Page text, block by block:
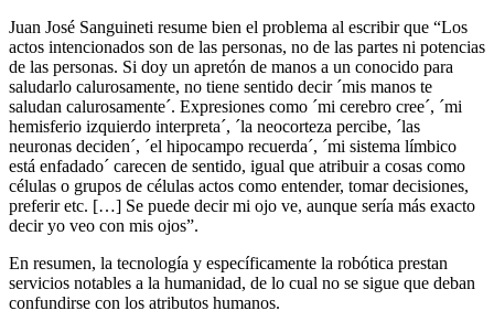
Juan José Sanguineti resume bien el problema al escribir que “Los
actos intencionados son de las personas, no de las partes ni potencias
de las personas. Si doy un apretón de manos a un conocido para
saludarlo calurosamente, no tiene sentido decir ´mis manos te
saludan calurosamente´. Expresiones como ´mi cerebro cree´, ´mi
hemisferio izquierdo interpreta´, ´la neocorteza percibe, ´las
neuronas deciden´, ´el hipocampo recuerda´, ´mi sistema límbico
está enfadado´ carecen de sentido, igual que atribuir a cosas como
células o grupos de células actos como entender, tomar decisiones,
preferir etc. […] Se puede decir mi ojo ve, aunque sería más exacto
decir yo veo con mis ojos”.
En resumen, la tecnología y específicamente la robótica prestan
servicios notables a la humanidad, de lo cual no se sigue que deban
confundirse con los atributos humanos.